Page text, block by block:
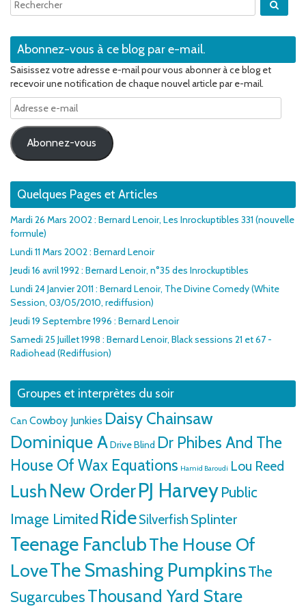
Abonnez-vous à ce blog par e-mail.
Saisissez votre adresse e-mail pour vous abonner à ce blog et
recevoir une notification de chaque nouvel article par e-mail.
Adresse
e-
mail
Abonnez-vous
Quelques Pages et Articles
Mardi 26 Mars 2002 : Bernard Lenoir, Les Inrockuptibles 331 (nouvelle
formule)
Lundi 11 Mars 2002 : Bernard Lenoir
Jeudi 16 avril 1992 : Bernard Lenoir, n°35 des Inrockuptibles
Lundi 24 Janvier 2011 : Bernard Lenoir, The Divine Comedy (White
Session, 03/05/2010, rediffusion)
Jeudi 19 Septembre 1996 : Bernard Lenoir
Samedi 25 Juillet 1998 : Bernard Lenoir, Black sessions 21 et 67 -
Radiohead (Rediffusion)
Groupes et interprètes du soir
Can Cowboy Junkies Daisy Chainsaw
Dominique ADrive Blind Dr Phibes And The
House Of Wax Equations Hamid Baroudi Lou Reed
LushNew OrderPJ Harvey Public
Image Limited RideSilverfish Splinter
Teenage FanclubThe House Of
LoveThe Smashing PumpkinsThe
SugarcubesThousand Yard Stare